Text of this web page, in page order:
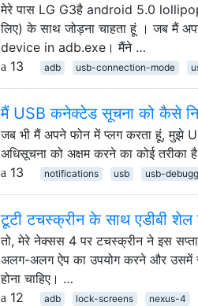
मेरे पास LG G3है android 5.0
लिए) के साथ जोड़ना चाहता हूं । जब मैं
device in adb.exe। मैंने …
13
adb usb-connection-mode
मैं USB कनेक्टेड सूचना को कैसे
जब भी मैं अपने फोन में प्लग करता हूं, मुझे
अधिसूचना को अक्षम करने का कोई
13
notifications usb usb-
टूटी टचस्क्रीन के साथ एडीबी शेल
तो, मेरे नेक्सस 4 पर टचस्क्रीन ने इस
अलग-अलग ऐप का उपयोग करने और उसमें
होना चाहिए। …
12
adb lock-screens nexus-4